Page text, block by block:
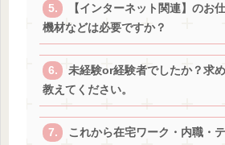
【インターネット関連】のお
機材などは必要ですか？
未経験or経験者でしたか？求
教えてください。
これから在宅ワーク・内職・